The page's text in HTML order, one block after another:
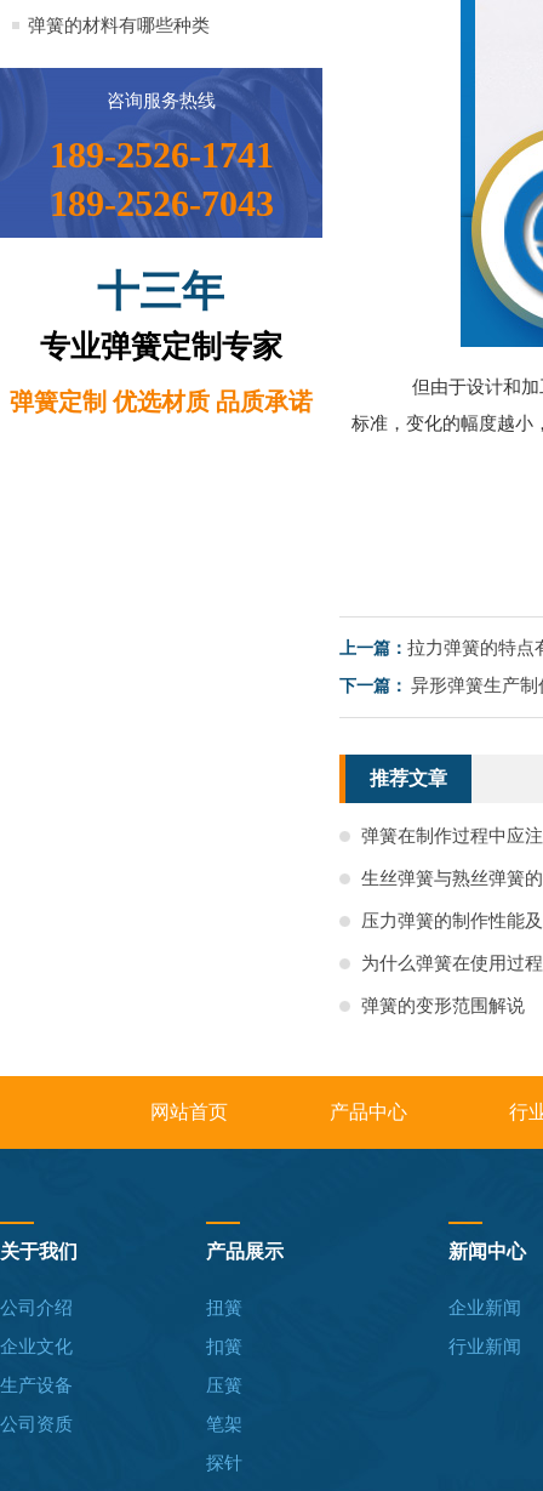
弹簧的材料有哪些种类
咨询服务热线
189-2526-1741
189-2526-7043
十三年
专业弹簧定制专家
弹簧定制 优选材质 品质承诺
但由于设计和加
标准，变化的幅度越小
上一篇： 拉力弹簧的特点
下一篇： 异形弹簧生产制
推荐文章
弹簧在制作过程中应
生丝弹簧与熟丝弹簧
压力弹簧的制作性能
为什么弹簧在使用过
弹簧的变形范围解说
网站首页 产品中心 行
关于我们
公司介绍
企业文化
生产设备
公司资质
产品展示
扭簧
扣簧
压簧
笔架
探针
新闻中心
企业新闻
行业新闻